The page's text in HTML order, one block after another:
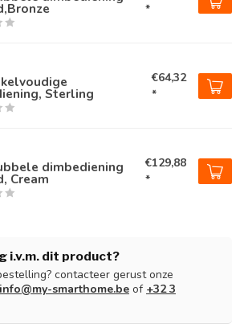
*
Sterling
€64,32
*
dimbediening
Cream
€129,88
*
i.v.m. dit product?
contacteer gerust onze
info@my-smarthome.be of +32 3